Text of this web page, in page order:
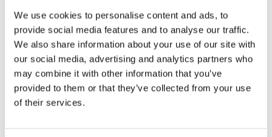
We use cookies to personalise content and ads, to
provide social media features and to analyse our traffic.
We also share information about your use of our site with
our social media, advertising and analytics partners who
may combine it with other information that you’ve
provided to them or that they’ve collected from your use
of their services.
F
a
c
e
b
o
o
k
Omdömen
Du